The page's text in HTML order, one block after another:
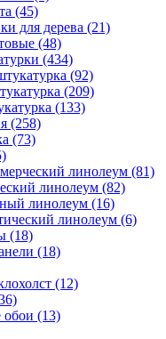
(45)
для дерева (21)
(48)
(434)
(92)
(209)
(133)
(258)
(73)
линолеум (81)
линолеум (82)
линолеум (16)
линолеум (6)
(18)
(18)
(12)
(13)